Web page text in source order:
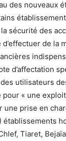
des nouveaux
sécurité des
de la
d’affectation
utilisateurs
« une
une prise en
Tiaret,